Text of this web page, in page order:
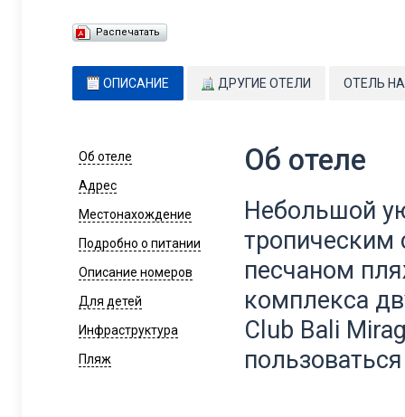
Распечатать
ОПИСАНИЕ ДРУГИЕ ОТЕЛИ ОТЕЛЬ
Об отеле
Адрес
Местонахождение
Подробно о питании
Описание номеров
Для детей
Инфраструктура
Пляж
Об отеле
Небольшой
тропическим
песчаном
комплекса
Club Bali